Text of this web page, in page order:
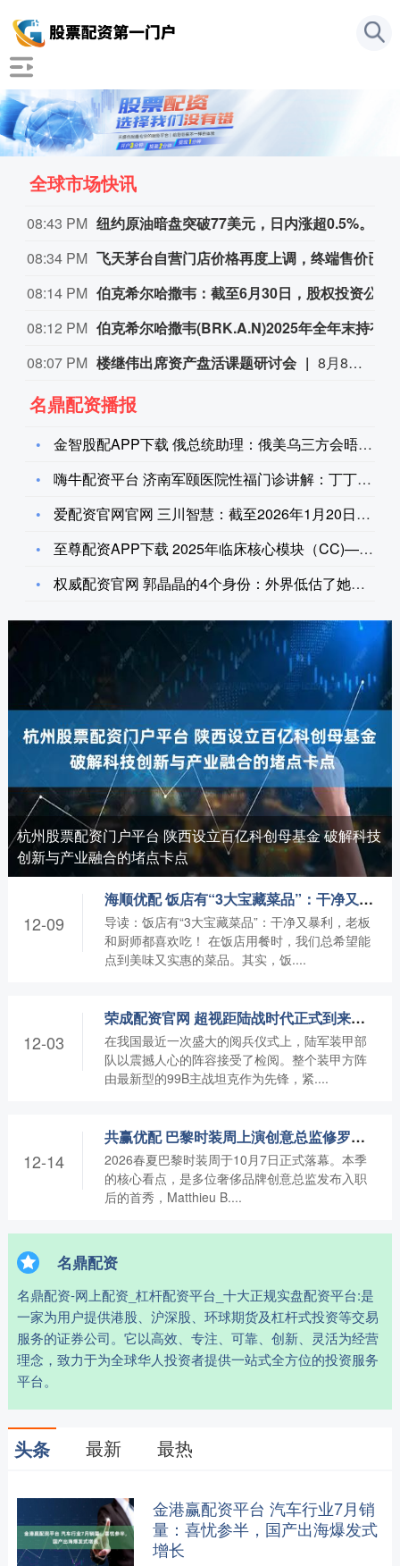
全球市场快讯
08:43 PM 纽约原油暗盘突破77美元，日内涨超0.5%。
08:34 PM
08:14 PM
08:12 PM
08:07 PM 楼继伟出席资产盘活课题研讨会 8月8日上午，全球财富管理论坛在京召开“地方国有存量资产盘活进展、难点与策略”课题研讨会，楼继伟出席会议并做总结发言。楼继伟在发言中表示，盘活国有资产既是近期的当务之急，也是一项长期性的战略任务。当前我国GDP平减指数阶段性承压走低，财政维持紧平衡格局的压力持续攀升；我国税收结构以间接税为主体，税收收入增速显著弱于名义GDP增速，财政内生增收动能受限。叠加土地财政收入大幅收缩，地方隐性债务化解、长期限国债常态化发行带来的利息支出刚性上涨，收支两端压力持续凸显。综合多重现实约束来看，国有存量资产盘活并非短期应急手段，而是一项需要常态化、长效化推进的重点工作。（全球财富管理论坛）
名鼎配资播报
金智股配APP下载 俄总统助理：俄美乌三方会晤“尚未被认真讨
嗨牛配资平台 济南军颐医院性福门诊讲解：丁丁突然无法勃起，可
爱配资官网官网 三川智慧：截至2026年1月20日公司股东总
至尊配资APP下载 2025年临床核心模块（CC)——老年医
权威配资官网 郭晶晶的4个身份：外界低估了她的地位，霍启刚非
杭州股票配资门户平台 陕西设立百亿科创母基金 破解科技
创新与产业融合的堵点卡点
海顺优配 饭店有“3大宝藏菜品”：干净又暴利，老板和厨师都喜欢吃！
导读：饭店有“3大宝藏菜品”：干净又暴利，老板
和厨师都喜欢吃！ 在饭店用餐时，我们总希望能
点到美味又实惠的菜品。其实，饭....
12-09
荣成配资官网 超视距陆战时代正式到来——从九三阅兵100坦克和100突击车说起
在我国最近一次盛大的阅兵仪式上，陆军装甲部
队以震撼人心的阵容接受了检阅。整个装甲方阵
由最新型的99B主战坦克作为先锋，紧....
12-03
共赢优配 巴黎时装周上演创意总监修罗场？迪奥好评如潮，罗意威失意
2026春夏巴黎时装周于10月7日正式落幕。本季
的核心看点，是多位奢侈品牌创意总监发布入职
后的首秀，Matthieu B....
12-14
名鼎配资
名鼎配资-网上配资_杠杆配资平台_十大正规实盘配资平台:是
一家为用户提供港股、沪深股、环球期货及杠杆式投资等交易
服务的证券公司。它以高效、专注、可靠、创新、灵活为经营
理念，致力于为全球华人投资者提供一站式全方位的投资服务
平台。
头条 最新 最热
金港赢配资平台 汽车行业7月销
量：喜忧参半，国产出海爆发式
增长